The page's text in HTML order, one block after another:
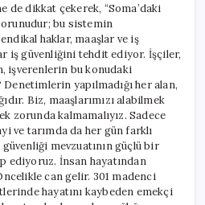
de dikkat çekerek, “Soma’daki
bu sistemin
haklar, maaşlar ve iş
iş güvenliğini tehdit ediyor. İşçiler,
işverenlerin bu konudaki
yapılmadığı her alan,
Biz, maaşlarımızı alabilmek
zorunda kalmamalıyız. Sadece
ve tarımda da her gün farklı
mevzuatının güçlü bir
ediyoruz. İnsan hayatından
can gelir. 301 madenci
hayatını kaybeden emekçi